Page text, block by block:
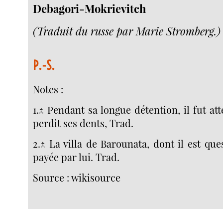
Debagori-Mokrievitch
(Traduit du russe par Marie Stromberg.)
P.-S.
Notes :
1.↑ Pendant sa longue détention, il fut
perdit ses dents, Trad.
2.↑ La villa de Barounata, dont il est
payée par lui. Trad.
Source : wikisource